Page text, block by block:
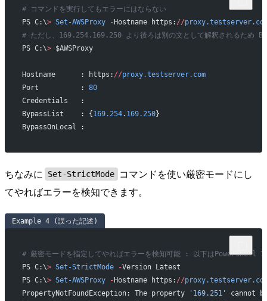
# コマンドを実行してもエラーにはならない
PS C:\> Set-AWSProxy - Hostname https: //
# ただし、169.254.169.250 より後ろは別の文として解釈されるため
PS C:\> $AWSProxy
Hostname      : https: //proxy.testserver.com
Port          : 80
Credentials   :
BypassList    : { 169.254. 169.250}
BypassOnLocal :
ちなみに Set-StrictMode
コマンドを使い厳密モードにし
てやればエラーを検知できます。
Example 4 (誤った記述)
# 厳密モードを指定してやればエラーを検知可能 : 以下はPowerShell 7
PS C:\> Set-StrictMode -Version Latest
PS C:\> Set-AWSProxy - Hostname https: //
PropertyNotFoundException: The property
'169.251'
cannot